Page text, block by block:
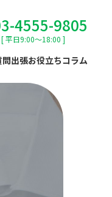
4555-9805
[ 平日9:00～18:00 ]
出張お役立ちコラム